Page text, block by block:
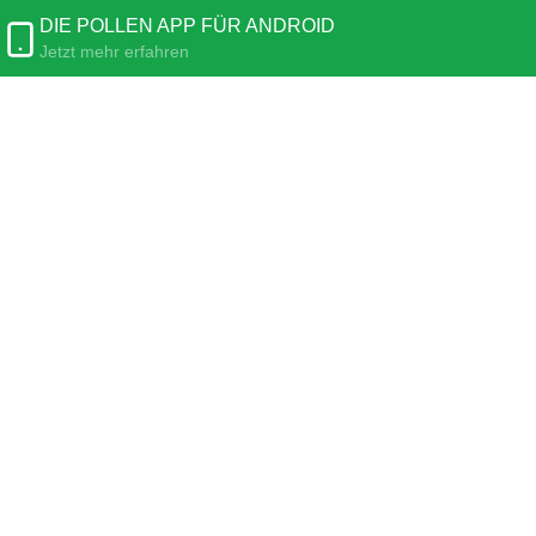
DIE POLLEN APP FÜR ANDROID
Jetzt mehr erfahren